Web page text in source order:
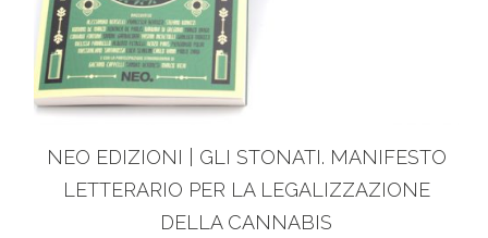
NEO EDIZIONI | GLI STONATI. MANIFESTO
LETTERARIO PER LA LEGALIZZAZIONE
DELLA CANNABIS